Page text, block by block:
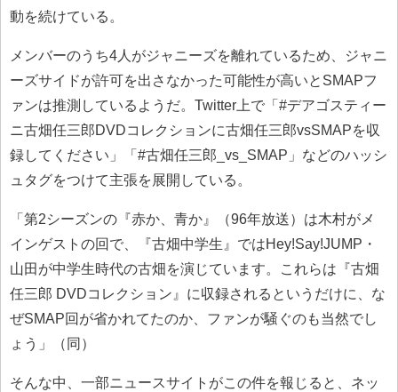
動を続けている。
メンバーのうち4人がジャニーズを離れているため、ジャニ
ーズサイドが許可を出さなかった可能性が高いとSMAPフ
ァンは推測しているようだ。Twitter上で「#デアゴスティー
ニ古畑任三郎DVDコレクションに古畑任三郎vsSMAPを収
録してください」「#古畑任三郎_vs_SMAP」などのハッシ
ュタグをつけて主張を展開している。
「第2シーズンの『赤か、青か』（96年放送）は木村がメ
インゲストの回で、『古畑中学生』ではHey!Say!JUMP・
山田が中学生時代の古畑を演じています。これらは『古畑
任三郎 DVDコレクション』に収録されるというだけに、な
ぜSMAP回が省かれてたのか、ファンが騒ぐのも当然でし
ょう」（同）
そんな中、一部ニュースサイトがこの件を報じると、ネッ